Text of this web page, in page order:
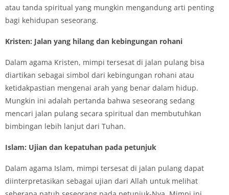
atau tanda spiritual yang mungkin mengandung arti penting
bagi kehidupan seseorang.
Kristen: Jalan yang hilang dan kebingungan rohani
Dalam agama Kristen, mimpi tersesat di jalan pulang bisa
diartikan sebagai simbol dari kebingungan rohani atau
ketidakpastian mengenai arah yang benar dalam hidup.
Mungkin ini adalah pertanda bahwa seseorang sedang
mencari jalan pulang secara spiritual dan membutuhkan
bimbingan lebih lanjut dari Tuhan.
Islam: Ujian dan kepatuhan pada petunjuk
Dalam agama Islam, mimpi tersesat di jalan pulang dapat
diinterpretasikan sebagai ujian dari Allah untuk melihat